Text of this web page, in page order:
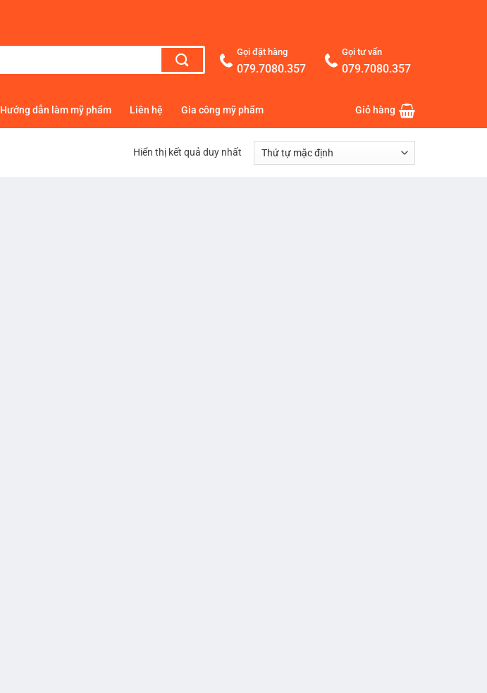
Gọi đặt hàng
079.7080.357
Gọi tư vấn
079.7080.357
Hướng dẫn làm mỹ phẩm Liên hệ Gia công mỹ phẩm Giỏ hàng
Hiển thị kết quả duy nhất